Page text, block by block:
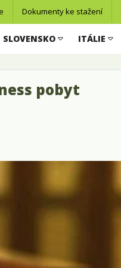
Dokumenty ke stažení
SLOVENSKO ITÁLIE
pobyt